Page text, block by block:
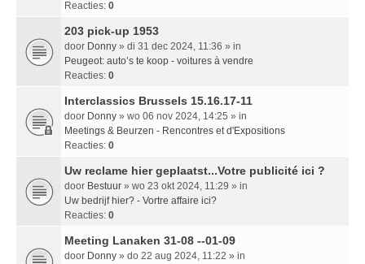
Reacties: 0
203 pick-up 1953
door Donny » di 31 dec 2024, 11:36 » in
Peugeot: auto’s te koop - voitures à vendre
Reacties: 0
Interclassics Brussels 15.16.17-11
door Donny » wo 06 nov 2024, 14:25 » in
Meetings & Beurzen - Rencontres et d'Expositions
Reacties: 0
Uw reclame hier geplaatst...Votre publicité ici ?
door Bestuur » wo 23 okt 2024, 11:29 » in
Uw bedrijf hier? - Vortre affaire ici?
Reacties: 0
Meeting Lanaken 31-08 --01-09
door Donny » do 22 aug 2024, 11:22 » in